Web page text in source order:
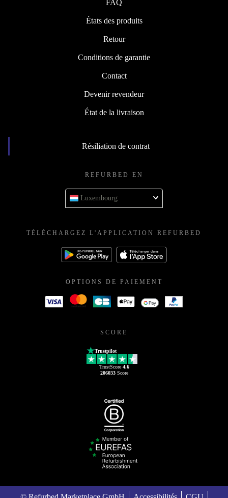
FAQ
États des produits
Retour
Conditions de garantie
Contact
Devenir revendeur
État de la livraison
Résiliation de contrat
REFURBED EN
Luxembourg
TÉLÉCHARGEZ L'APPLICATION REFURBED
OPTIONS DE PAIEMENT
SCORE
Trustpilot
TrustScore 4.6
206033Score